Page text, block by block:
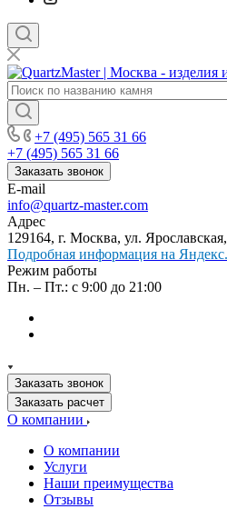
+7 (495) 565 31 66
+7 (495) 565 31 66
Заказать звонок
E-mail
info@quartz-master.com
Адрес
129164, г. Москва, ул.
Подробная информация на
Режим работы
Пн. – Пт.: с 9:00 до 21:00
Заказать звонок
Заказать расчет
О компании
О компании
Услуги
Наши преимущества
Отзывы